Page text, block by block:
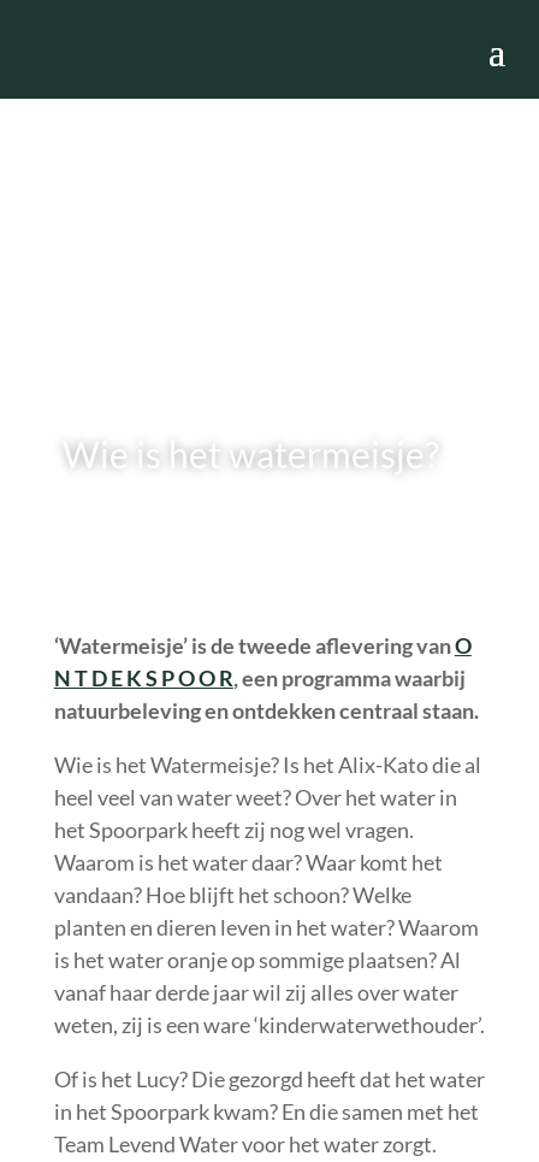
Wie is het watermeisje?
‘Watermeisje’ is de tweede aflevering vanO
N T D E K S P O O R, een programma waarbij
natuurbeleving en ontdekken centraal staan.
Wie is het Watermeisje? Is het Alix-Kato die al
heel veel van water weet? Over het water in
het Spoorpark heeft zij nog wel vragen.
Waarom is het water daar? Waar komt het
vandaan? Hoe blijft het schoon? Welke
planten en dieren leven in het water? Waarom
is het water oranje op sommige plaatsen? Al
vanaf haar derde jaar wil zij alles over water
weten, zij is een ware ‘kinderwaterwethouder’.
Of is het Lucy? Die gezorgd heeft dat het water
in het Spoorpark kwam? En die samen met het
Team Levend Water voor het water zorgt.